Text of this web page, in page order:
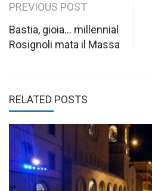
Post
navigation
PREVIOUS POST
Bastia, gioia… millennial
Rosignoli mata il Massa
RELATED POSTS